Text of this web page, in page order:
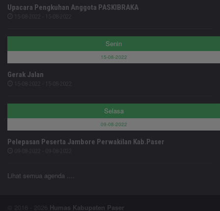
Upacara Pengkuhan Anggota PASKIBRAKA
Senin
15-08-2022
Gerak Jalan
Selasa
09-08-2022
Pelepasan Peserta Jambore Perwakilan Kab.Paser
Lihat semua agenda ....
© 2016 - 2026 Humas Kabupaten Paser